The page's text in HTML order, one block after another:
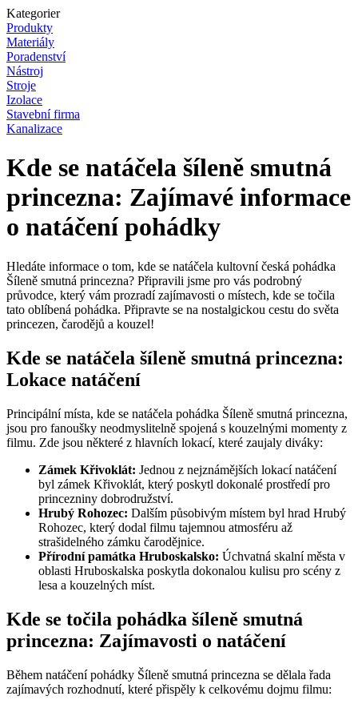
Kategorier
Produkty
Materiály
Poradenství
Nástroj
Stroje
Izolace
Stavební firma
Kanalizace
Kde se natáčela šíleně smutná
princezna: Zajímavé informace
o natáčení pohádky
Hledáte informace o tom, kde se natáčela kultovní česká pohádka
Šíleně smutná princezna? Připravili jsme pro vás podrobný
průvodce, který vám prozradí zajímavosti o místech, kde se točila
tato oblíbená pohádka. Připravte se na nostalgickou cestu do světa
princezen, čarodějů a kouzel!
Kde se natáčela šíleně smutná princezna:
Lokace natáčení
Principální místa, kde se natáčela pohádka Šíleně smutná princezna,
jsou pro fanoušky neodmyslitelně spojená s kouzelnými momenty z
filmu. Zde jsou některé z hlavních lokací, které zaujaly diváky:
Zámek Křivoklát: Jednou z nejznámějších lokací natáčení
byl zámek Křivoklát, který poskytl dokonalé prostředí pro
princezniny dobrodružství.
Hrubý Rohozec: Dalším působivým místem byl hrad Hrubý
Rohozec, který dodal filmu tajemnou atmosféru až
strašidelného zámku čarodějnice.
Přírodní památka Hruboskalsko: Úchvatná skalní města v
oblasti Hruboskalska poskytla dokonalou kulisu pro scény z
lesa a kouzelných míst.
Kde se točila pohádka šíleně smutná
princezna: Zajímavosti o natáčení
Během natáčení pohádky Šíleně smutná princezna se dělala řada
zajímavých rozhodnutí, které přispěly k celkovému dojmu filmu: